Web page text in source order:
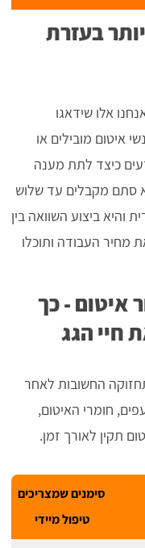
בעזרת
אלו שידאגו
איטום מובילים או
כיצד לתת מענה
סתם מקבלים עד שלוש
והיא ביצוע השוואה בין
העבודה ותוכלו
איטום - כך
חיי הגג
החשובות לאחר
חומרי האיטום,
תקין לאורך זמן.
סימנים שמצריכים
טיפול מיידי